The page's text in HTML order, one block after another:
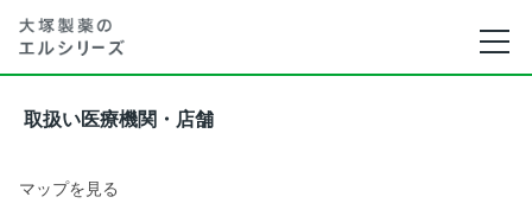
取扱い医療機関・店舗
マップを見る